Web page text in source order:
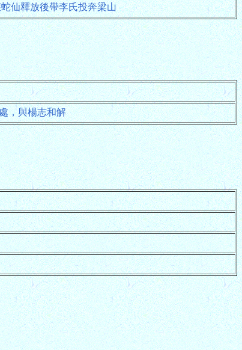
仙釋放後帶李氏投奔梁山
，與楊志和解